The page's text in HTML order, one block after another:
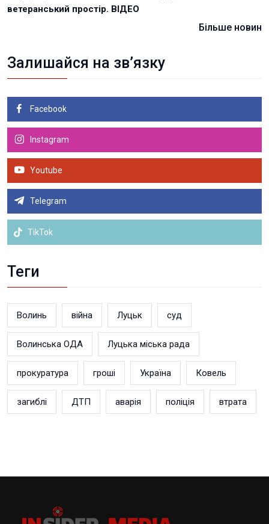
ветеранський простір. ВІДЕО
Більше новин
Залишайся на зв’язку
Facebook
Instagram
Youtube
Telegram
TikTok
Теги
Волинь війна Луцьк суд
Волинська ОДА Луцька міська рада
прокуратура гроші Україна Ковель
загиблі ДТП аварія поліція втрата